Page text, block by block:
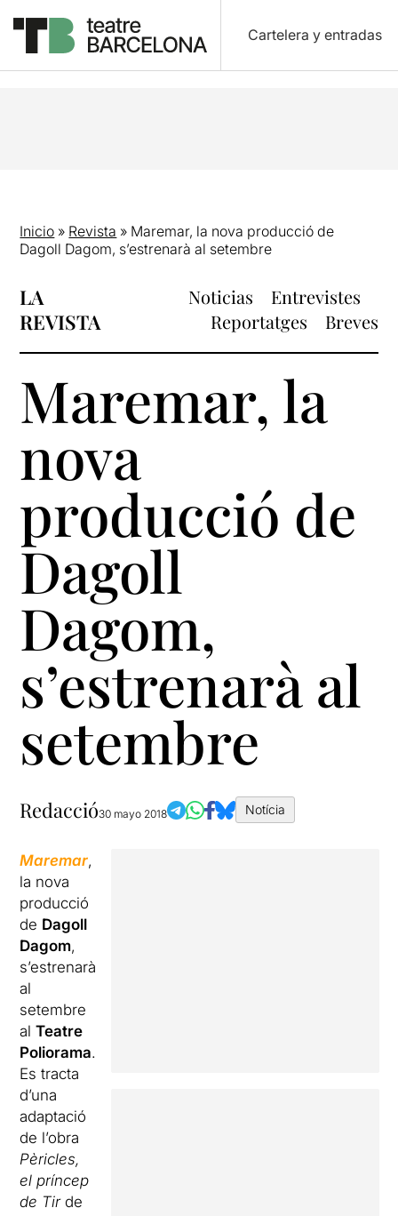
Cartelera y entradas
Inicio » Revista » Maremar, la nova producció de
Dagoll Dagom, s’estrenarà al setembre
LA
REVISTA
Noticias
Entrevistes
Reportatges
Breves
Maremar, la
nova
producció de
Dagoll
Dagom,
s’estrenarà al
setembre
Redacció30 mayo 2018 Notícia
Maremar,
la nova
producció
de Dagoll
Dagom,
s’estrenarà
al
setembre
alTeatre
Poliorama.
Es tracta
d’una
adaptació
de l’obra
Pèricles,
el príncep
de Tirde